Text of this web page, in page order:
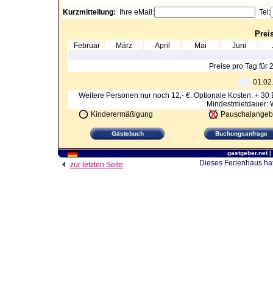
Kurzmitteilung: Ihre eMail: Tel:
Februar März April Mai Juni
Preise pro Tag für
Weitere Personen nur noch 12,- €. Optionale Kosten: +
Mindestmietdauer:
Kinderermäßigung
gastgeber.net|
zur letzten Seite Dieses Ferienhaus